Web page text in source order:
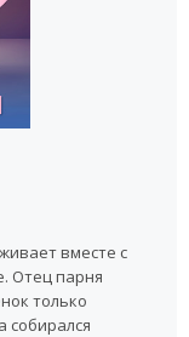
вместе с
Отец парня
только
собирался